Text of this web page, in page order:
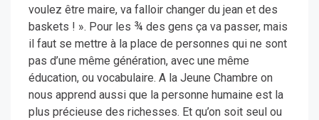
voulez être maire, va falloir changer du jean et des
baskets ! ». Pour les ¾ des gens ça va passer, mais
il faut se mettre à la place de personnes qui ne sont
pas d’une même génération, avec une même
éducation, ou vocabulaire. A la Jeune Chambre on
nous apprend aussi que la personne humaine est la
plus précieuse des richesses. Et qu’on soit seul ou